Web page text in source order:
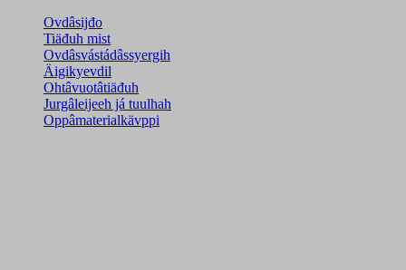
Ovdâsijđo
Tiäđuh mist
Ovdâsvástádâssyergih
Äigikyevdil
Ohtâvuotâtiäđuh
Jurgâleijeeh já tuulhah
Oppâmaterialkävppi